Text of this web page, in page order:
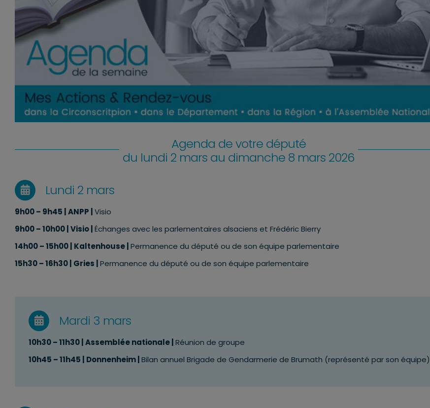
Agenda de votre député
du lundi 2 mars au dimanche 8 mars 2026
Lundi 2 mars
9h00 – 9h45 | ANPP | Visio
9h00 – 10h00 | Visio | Échanges avec les parlementaires alsaciens et Frédéric Bierry
14h00 – 15h00 | Kaltenhouse | Permanence du député ou de son équipe parlementaire
15h30 – 16h30 | Gries | Permanence du député ou de son équipe parlementaire
Mardi 3 mars
10h30 – 11h30 | Assemblée nationale | Réunion de groupe
10h45 – 11h45 | Donnenheim | Bilan annuel Brigade de Gendarmerie de Brumath (représenté par son équipe)